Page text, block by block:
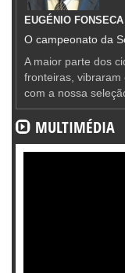
EUGÉNIO FONSECA
O campeonato da
A maior parte dos
fronteiras,
com a nossa
MULTIMÉDIA